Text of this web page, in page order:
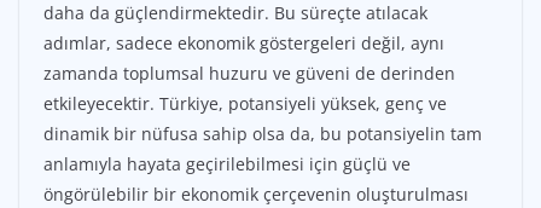
daha da güçlendirmektedir. Bu süreçte atılacak
adımlar, sadece ekonomik göstergeleri değil, aynı
zamanda toplumsal huzuru ve güveni de derinden
etkileyecektir. Türkiye, potansiyeli yüksek, genç ve
dinamik bir nüfusa sahip olsa da, bu potansiyelin tam
anlamıyla hayata geçirilebilmesi için güçlü ve
öngörülebilir bir ekonomik çerçevenin oluşturulması